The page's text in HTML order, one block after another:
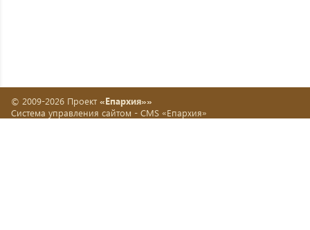
© 2009-2026 Проект «Епархия»»
Система управления сайтом - CMS «Епархия»